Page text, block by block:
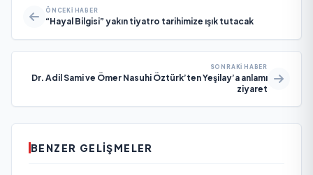
ÖNCEKI HABER
“Hayal Bilgisi” yakın tiyatro tarihimize ışık tutacak
SONRAKI HABER
Dr. Adil Sami ve Ömer Nasuhi Öztürk’ten Yeşilay’a anlamı
ziyaret
BENZER GELIŞMELER